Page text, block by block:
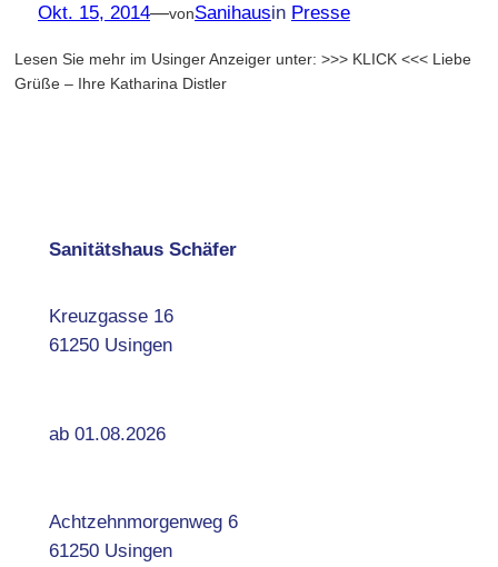
Okt. 15, 2014—vonSanihausin Presse
Lesen Sie mehr im Usinger Anzeiger unter: >>> KLICK <<< Liebe
Grüße – Ihre Katharina Distler
Sanitätshaus Schäfer
Kreuzgasse 16
61250 Usingen
ab 01.08.2026
Achtzehnmorgenweg 6
61250 Usingen